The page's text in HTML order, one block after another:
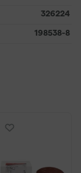
326224
198538-8